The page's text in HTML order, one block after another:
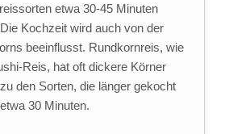
etwa 30-45 Minuten
Kochzeit wird auch von der
beeinflusst. Rundkornreis, wie
Reis, hat oft dickere Körner
den Sorten, die länger gekocht
30 Minuten.